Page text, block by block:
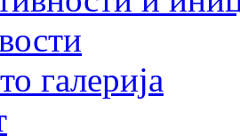
галерија